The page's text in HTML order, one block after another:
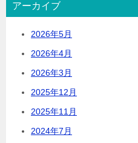
アーカイブ
2026年5月
2026年4月
2026年3月
2025年12月
2025年11月
2024年7月